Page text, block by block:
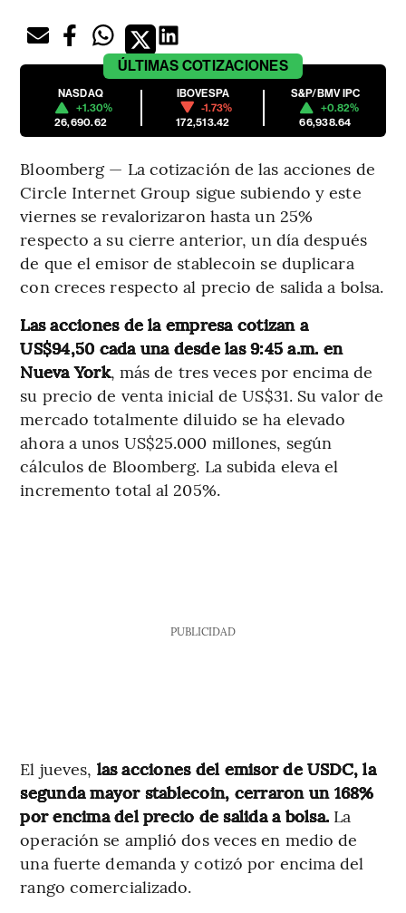
ÚLTIMAS COTIZACIONES
NASDAQ
+1.30%
26,690.62
IBOVESPA
-1.73%
172,513.42
S&P/BMV IPC
+0.82%
66,938.64
Bloomberg — La cotización de las acciones de
Circle Internet Group sigue subiendo y este
viernes se revalorizaron hasta un 25%
respecto a su cierre anterior, un día después
de que el emisor de stablecoin se duplicara
con creces respecto al precio de salida a bolsa.
Las acciones de la empresa cotizan a
US$94,50 cada una desde las 9:45 a.m. en
Nueva York, más de tres veces por encima de
su precio de venta inicial de US$31. Su valor de
mercado totalmente diluido se ha elevado
ahora a unos US$25.000 millones, según
cálculos de Bloomberg. La subida eleva el
incremento total al 205%.
PUBLICIDAD
El jueves, las acciones del emisor de USDC, la
segunda mayor stablecoin, cerraron un 168%
por encima del precio de salida a bolsa. La
operación se amplió dos veces en medio de
una fuerte demanda y cotizó por encima del
rango comercializado.